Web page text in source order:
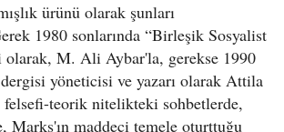
ürünü olarak şunları
1980 sonlarında “Birleşik Sosyalist
M. Ali Aybar'la, gerekse 1990
yöneticisi ve yazarı olarak Attila
felsefi-teorik nitelikteki sohbetlerde,
Marks'ın maddeci temele oturttuğu